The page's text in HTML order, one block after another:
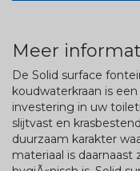
Meer
De Solid surface
koudwaterkraan is
investering in uw
slijtvast en
duurzaam karakter
materiaal is